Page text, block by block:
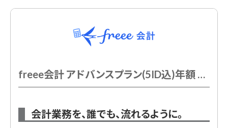
freee会計 アドバンスプラン(5ID込)年額 基本料金
会計業務を、誰でも、流れるように。